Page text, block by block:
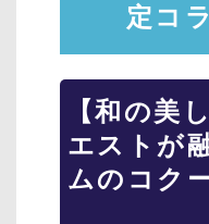
定コ
【和の美
エストが
ムのコク